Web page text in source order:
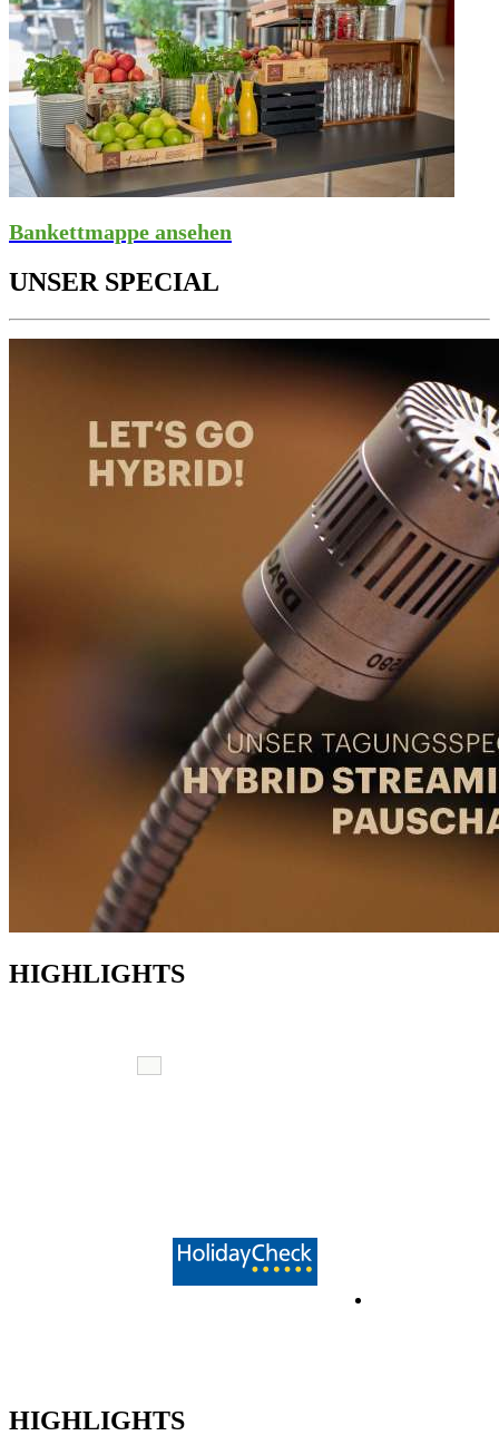
Bankettmappe ansehen
UNSER SPECIAL
HIGHLIGHTS
HIGHLIGHTS